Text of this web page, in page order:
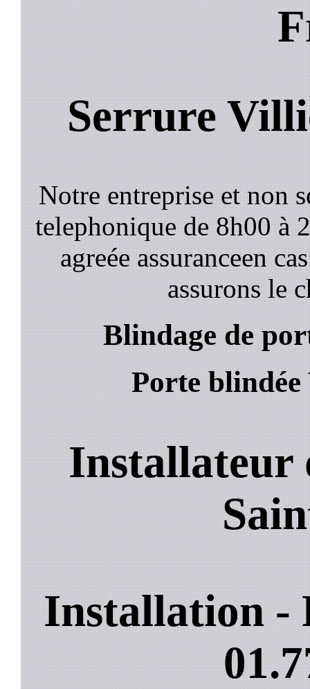
Serrure
Notre entreprise et non
telephonique de 8h00 à
agreée assuranceen
assurons le
Blindage de
Porte
Installateur
Installation -